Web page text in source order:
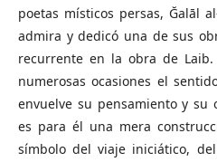
poetas místicos persas, Ğalāl
admira y dedicó una de sus
recurrente en la obra de
numerosas ocasiones el
envuelve su pensamiento y su
es para él una mera
símbolo del viaje iniciático,